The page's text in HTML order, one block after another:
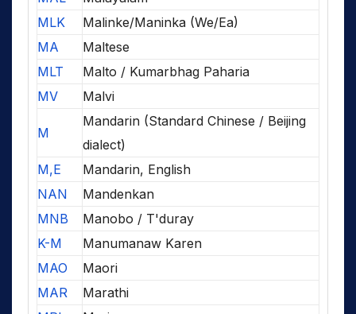
MLK
Malinke/Maninka (We/Ea)
MA
Maltese
MLT
Malto / Kumarbhag Paharia
MV
Malvi
M
Mandarin (Standard Chinese / Beijing
dialect)
M,E
Mandarin, English
NAN
Mandenkan
MNB
Manobo / T'duray
K-M
Manumanaw Karen
MAO
Maori
MAR
Marathi